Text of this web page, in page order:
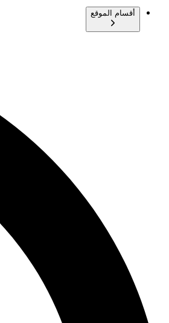
أقسام الموقع